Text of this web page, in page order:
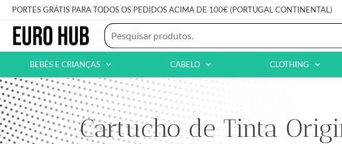
PORTES GRÁTIS PARA TODOS OS PEDIDOS ACIMA DE 100€ (PORTUGAL CONTINENTAL)
BEBÉS E CRIANÇAS CABELO CLOTHING
Cartucho de Tinta